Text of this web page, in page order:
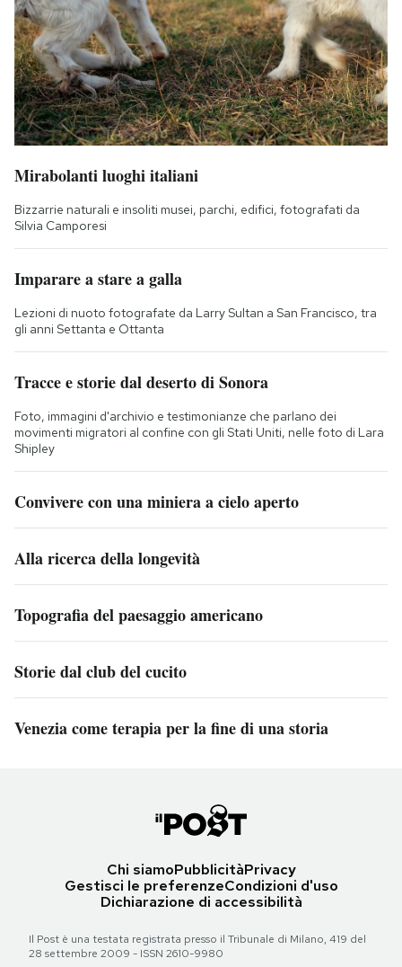
Mirabolanti luoghi italiani
Bizzarrie naturali e insoliti musei, parchi, edifici, fotografati da
Silvia Camporesi
Imparare a stare a galla
Lezioni di nuoto fotografate da Larry Sultan a San Francisco, tra
gli anni Settanta e Ottanta
Tracce e storie dal deserto di Sonora
Foto, immagini d'archivio e testimonianze che parlano dei
movimenti migratori al confine con gli Stati Uniti, nelle foto di Lara
Shipley
Convivere con una miniera a cielo aperto
Alla ricerca della longevità
Topografia del paesaggio americano
Storie dal club del cucito
Venezia come terapia per la fine di una storia
Chi siamoPubblicitàPrivacy
Gestisci le preferenzeCondizioni d'uso
Dichiarazione di accessibilità
Il Post è una testata registrata presso il Tribunale di Milano, 419 del
28 settembre 2009 - ISSN 2610-9980